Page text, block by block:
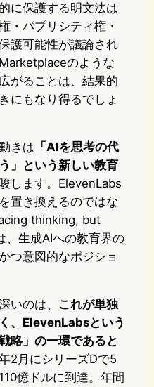
に保護する明文法は
・パブリシティ権・
護可能性が議論され
のような
がることは、結果的
にもなり得るでしょ
きは 「AIを思考の代
」という新しい教育
します。ElevenLabs
置き換えるのではな
thinking, but
生成AIへの教育界の
つ意図的なポジショ
いのは、 これが単独
、ElevenLabsという
略」の一環であると
2月にシリーズDで5
億ドルに到達。年間